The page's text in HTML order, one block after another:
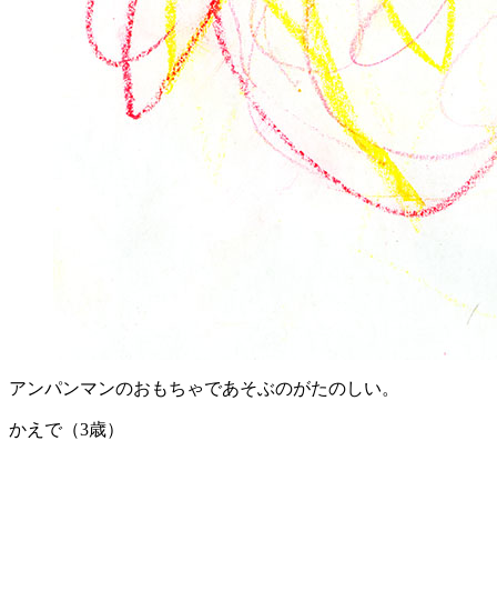
アンパンマンのおもちゃであそぶのがたのしい。
かえで（3歳）